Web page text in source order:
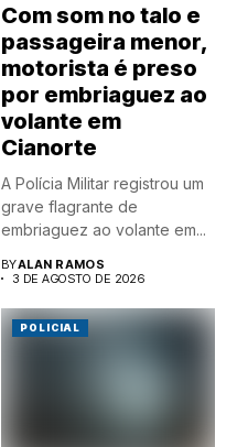
Com som no talo e
passageira menor,
motorista é preso
por embriaguez ao
volante em
Cianorte
A Polícia Militar registrou um
grave flagrante de
embriaguez ao volante em...
BYALAN RAMOS
3 DE AGOSTO DE 2026
POLICIAL